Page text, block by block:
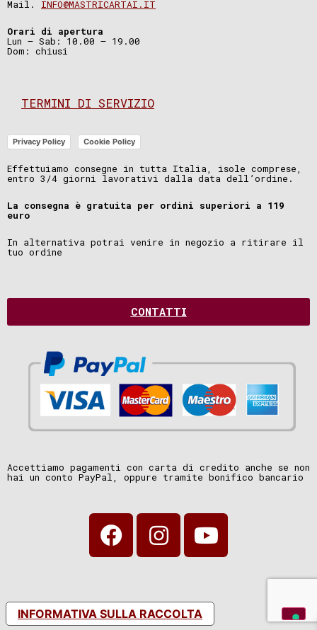
Mail. INFO@MASTRICARTAI.IT
Orari di apertura
Lun – Sab: 10.00 – 19.00
Dom: chiusi
TERMINI DI SERVIZIO
Privacy Policy Cookie Policy
Effettuiamo consegne in tutta Italia, isole comprese,
entro 3/4 giorni lavorativi dalla data dell’ordine.
La consegna è gratuita per ordini superiori a 119
euro
In alternativa potrai venire in negozio a ritirare il
tuo ordine
CONTATTI
Accettiamo pagamenti con carta di credito anche se non
hai un conto PayPal, oppure tramite bonifico bancario
INFORMATIVA SULLA RACCOLTA